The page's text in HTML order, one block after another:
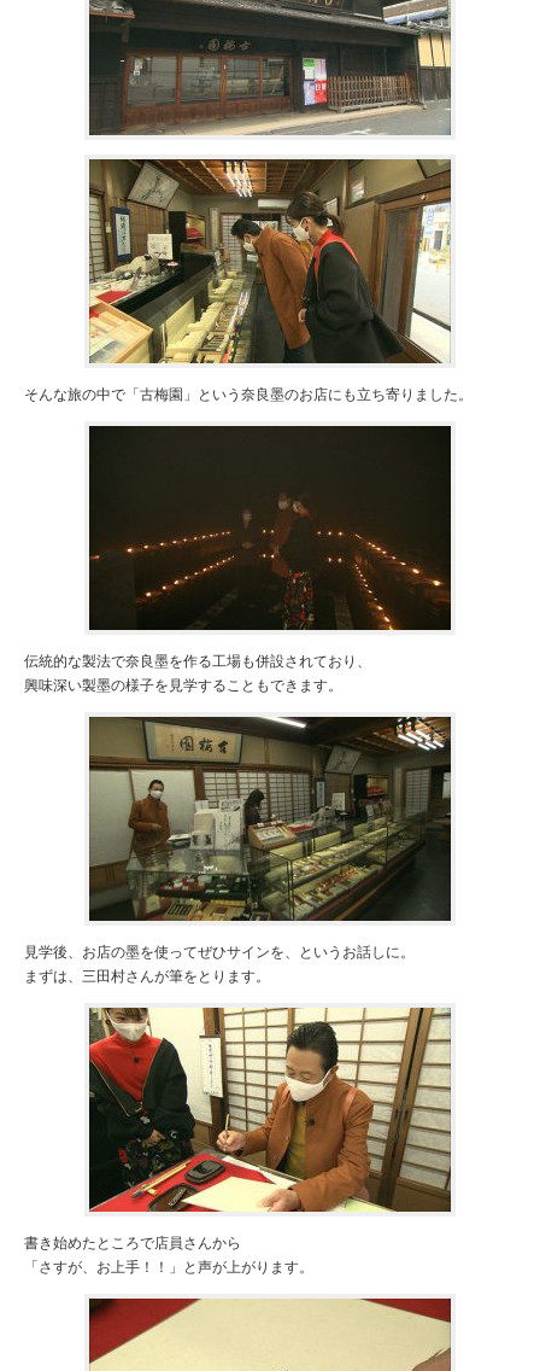
そんな旅の中で「古梅園」という奈良墨のお店にも立ち寄りました。
伝統的な製法で奈良墨を作る工場も併設されており、
興味深い製墨の様子を見学することもできます。
見学後、お店の墨を使ってぜひサインを、というお話しに。
まずは、三田村さんが筆をとります。
書き始めたところで店員さんから
「さすが、お上手！！」と声が上がります。